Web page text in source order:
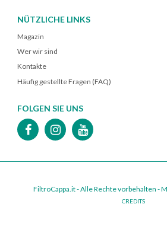
NÜTZLICHE LINKS
Magazin
Wer wir sind
Kontakte
Häufig gestellte Fragen (FAQ)
FOLGEN SIE UNS
FiltroCappa.it - ​​​​Alle Rechte vorbehalten -
CREDITS